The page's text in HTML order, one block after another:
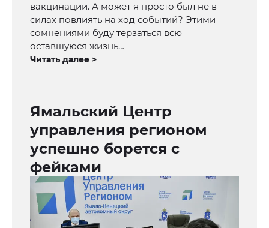
вакцинации. А может я просто был не в
силах повлиять на ход событий? Этими
сомнениями буду терзаться всю
оставшуюся жизнь…
Читать далее >
Ямальский Центр
управления регионом
успешно борется с
фейками